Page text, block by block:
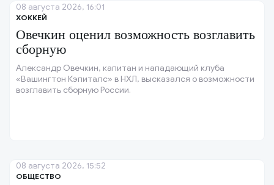
ХОККЕЙ
Овечкин оценил возможность возглавить
сборную
Александр Овечкин, капитан и нападающий клуба
«Вашингтон Кэпиталс» в НХЛ, высказался о возможности
возглавить сборную России.
08 августа 2026, 16:01
ОБЩЕСТВО
08 августа 2026, 15:52